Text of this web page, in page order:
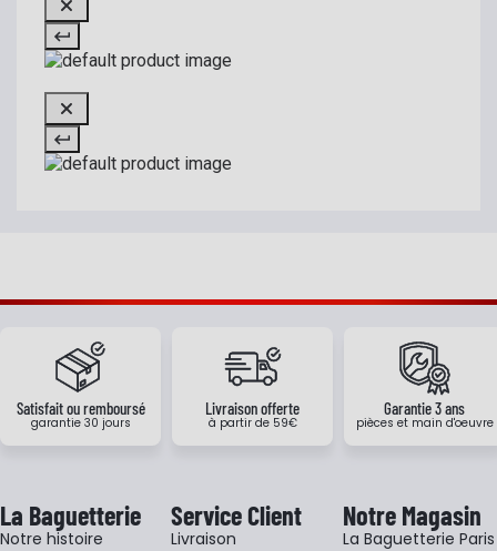
Satisfait ou remboursé
garantie 30 jours
Livraison offerte
à partir de 59€
Garantie 3 ans
pièces et main d'oeuvre
La Baguetterie
Notre histoire
Service Client
Livraison
Notre Magasin
La Baguetterie Paris